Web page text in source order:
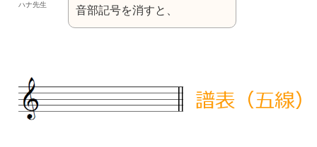
ハナ先生 音部記号を消すと、